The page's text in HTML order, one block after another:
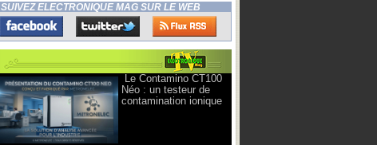
SUIVEZ ELECTRONIQUE MAG SUR LE WEB
Le Contamino CT100
Néo : un testeur de
contamination ionique